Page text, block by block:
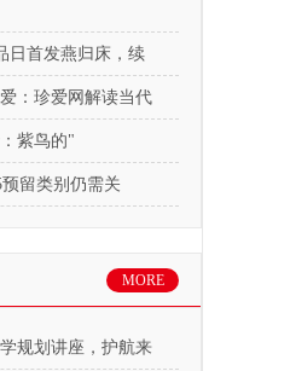
日首发燕归床，续
：珍爱网解读当代
紫鸟的"
留类别仍需关
MORE
规划讲座，护航来